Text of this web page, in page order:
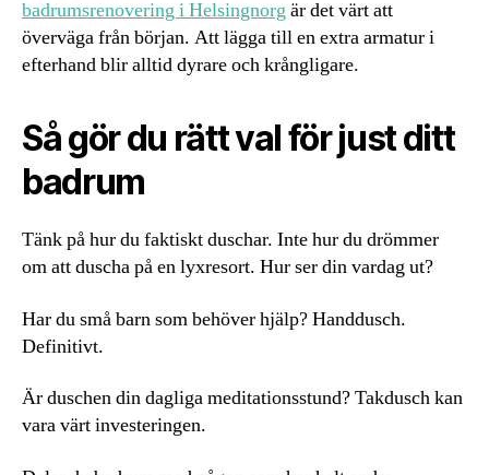
badrumsrenovering i Helsingnorgär det värt att
överväga från början. Att lägga till en extra armatur i
efterhand blir alltid dyrare och krångligare.
Så gör du rätt val för just ditt
badrum
Tänk på hur du faktiskt duschar. Inte hur du drömmer
om att duscha på en lyxresort. Hur ser din vardag ut?
Har du små barn som behöver hjälp? Handdusch.
Definitivt.
Är duschen din dagliga meditationsstund? Takdusch kan
vara värt investeringen.